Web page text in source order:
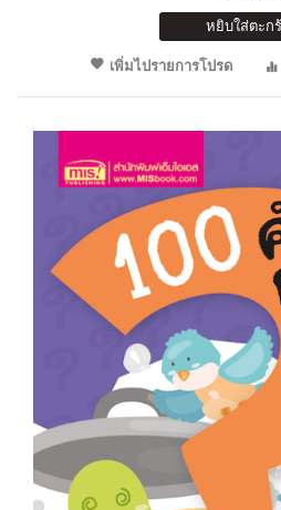
หยิบใส่ตะก
เพิ่มไปรายการโปรด